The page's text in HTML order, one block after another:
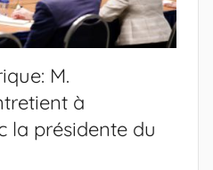
M.
à
la présidente du